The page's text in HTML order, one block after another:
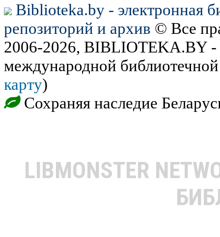
Biblioteka.by - электронная
репозиторий и архив © Все
2006-2026, BIBLIOTEKA.BY -
международной
карту)
Сохраняя наследие
LIBMONSTER